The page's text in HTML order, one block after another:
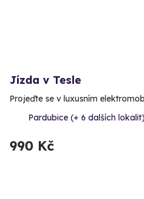
Jízda v Tesle
Projeďte se v luxusním
Pardubice (+ 6 dalších lokalit)
990 Kč